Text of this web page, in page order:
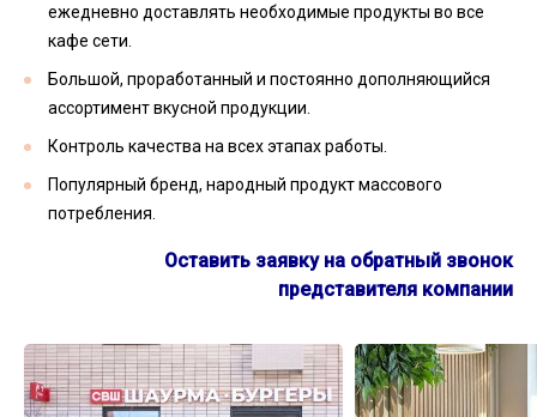
ежедневно доставлять необходимые продукты во все
кафе сети.
Большой, проработанный и постоянно дополняющийся
ассортимент вкусной продукции.
Контроль качества на всех этапах работы.
Популярный бренд, народный продукт массового
потребления.
Оставить заявку на обратный звонок
представителя компании